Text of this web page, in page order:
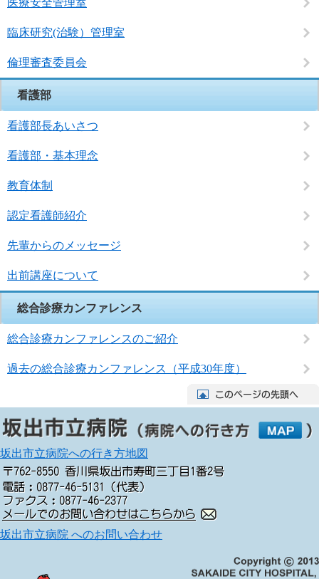
臨床研究(治験）管理室
倫理審査委員会
看護部
看護部長あいさつ
看護部・基本理念
教育体制
認定看護師紹介
先輩からのメッセージ
出前講座について
総合診療カンファレンス
総合診療カンファレンスのご紹介
過去の総合診療カンファレンス（平成30年度）
坂出市立病院への行き方地図
坂出市立病院 へのお問い合わせ